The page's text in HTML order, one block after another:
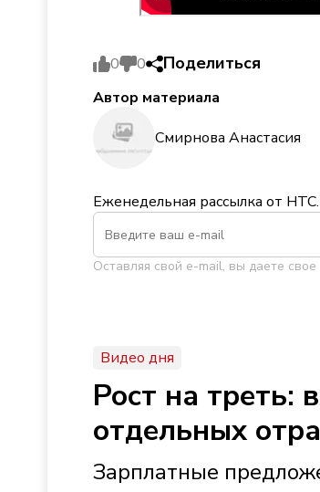
0 0 Поделиться
Автор материала
Смирнова Анастасия
Еженедельная рассылка от
Оставляя свой e-mail, вы даете свое
Видео дня
Рост на треть:
отдельных
Зарплатные